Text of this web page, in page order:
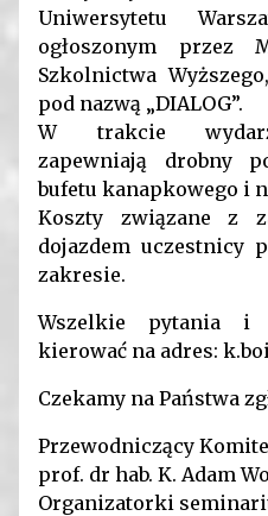
Uniwersytetu
ogłoszonym przez
Szkolnictwa
pod nazwą „DIALOG”.
W trakcie
zapewniają drobny
bufetu kanapkowego i
Koszty związane z
dojazdem uczestnicy
zakresie.
Wszelkie pytania i
kierować na adres:
Czekamy na Państwa
Przewodniczący
prof. dr hab. K. Adam
Organizatorki